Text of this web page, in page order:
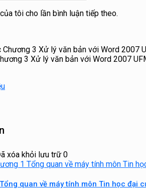
tôi cho lần bình luận tiếp theo.
3 Xử lý văn bản với Word 2007
xóa khỏi lưu trữ 0
quan về máy tính môn Tin học đại